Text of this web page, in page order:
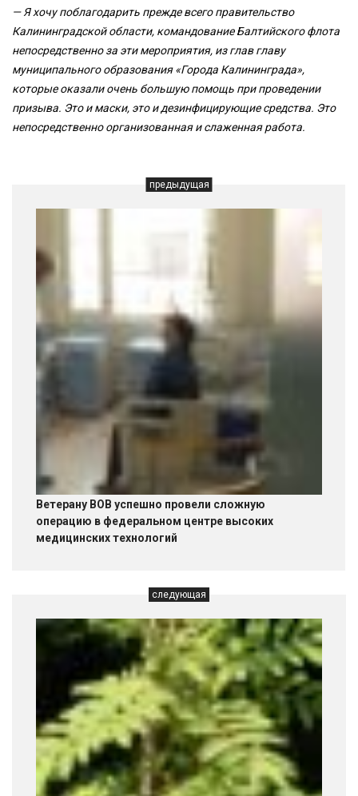
— Я хочу поблагодарить прежде всего правительство
Калининградской области, командование Балтийского флота
непосредственно за эти мероприятия, из глав главу
муниципального образования «Города Калининграда»,
которые оказали очень большую помощь при проведении
призыва. Это и маски, это и дезинфицирующие средства. Это
непосредственно организованная и слаженная работа.
предыдущая
Ветерану ВОВ успешно провели сложную
операцию в федеральном центре высоких
медицинских технологий
следующая